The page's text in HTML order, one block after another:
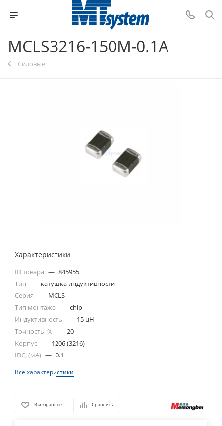
MCLS3216-150M-0.1A
Силовые
Характеристики
ID товара — 845955
Тип — катушка индуктивности
Серия — MCLS
Тип монтажа — chip
Индуктивность — 15 uH
Точность, % — 20
Корпус — 1206 (3216)
IDC, (мА) — 0.1
Все характеристики
В избранное Сравнить